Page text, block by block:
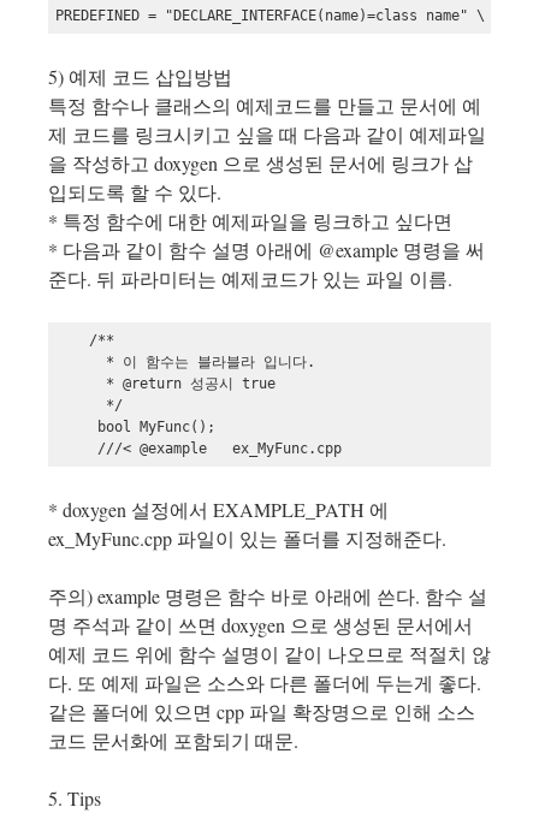
PREDEFINED = "DECLARE_INTERFACE(name)=class name" \
5) 예제 코드 삽입방법
특정 함수나 클래스의 예제코드를 만들고 문서에 예
제 코드를 링크시키고 싶을 때 다음과 같이 예제파일
을 작성하고 doxygen 으로 생성된 문서에 링크가 삽
입되도록 할 수 있다.
* 특정 함수에 대한 예제파일을 링크하고 싶다면
* 다음과 같이 함수 설명 아래에 @example 명령을 써
준다. 뒤 파라미터는 예제코드가 있는 파일 이름.
    /**
      * 이 함수는 블라블라 입니다.
      * @return 성공시 true
      */
     bool MyFunc();
* doxygen 설정에서 EXAMPLE_PATH 에
ex_MyFunc.cpp 파일이 있는 폴더를 지정해준다.
주의) example 명령은 함수 바로 아래에 쓴다. 함수 설
명 주석과 같이 쓰면 doxygen 으로 생성된 문서에서
예제 코드 위에 함수 설명이 같이 나오므로 적절치 않
다. 또 예제 파일은 소스와 다른 폴더에 두는게 좋다.
같은 폴더에 있으면 cpp 파일 확장명으로 인해 소스
코드 문서화에 포함되기 때문.
5. Tips